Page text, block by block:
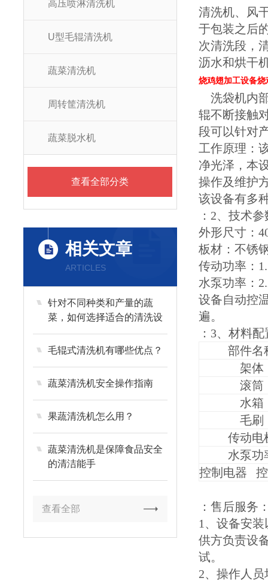
高压喷淋清洗机
U型毛辊清洗机
蔬菜清洗机
周转筐清洗机
蔬菜脱水机
查看全部分类
相关文章
ARTICLES
针对不同种类和产量的蔬
菜，如何选择适合的清洗设
备？
毛辊式清洗机有哪些优点？
蔬菜清洗机安全操作指南
果蔬清洗机怎么用？
蔬菜清洗机是保障食品安全
的清洁能手
查看全部
清洗机、风
于包装之后
次清洗段，
沥水和烘干
烧鸡翅加工设备
洗袋机内
辊不断接触
段可以针对
工作原理：
净光泽，本
操作及维护
该设备有多
：2、技术
外形尺寸：
板材：不锈
传动功率：
水泵功率：
设备自动控
遍。
：3、材料
部件名
架体
滚筒
水箱
毛刷
传动电
水泵功
控制电器
：售后服务
1、设备安
供方负责设
试。
2、操作人员